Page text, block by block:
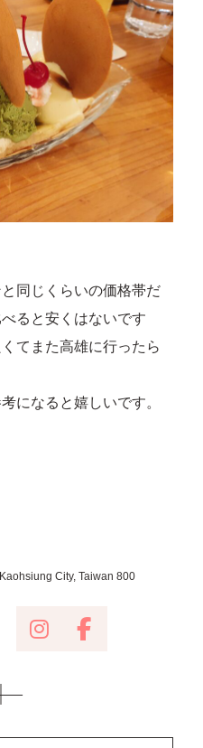
同じくらいの価格帯だ
ると安くはないです
てまた高雄に行ったら
になると嬉しいです。
City, Taiwan 800